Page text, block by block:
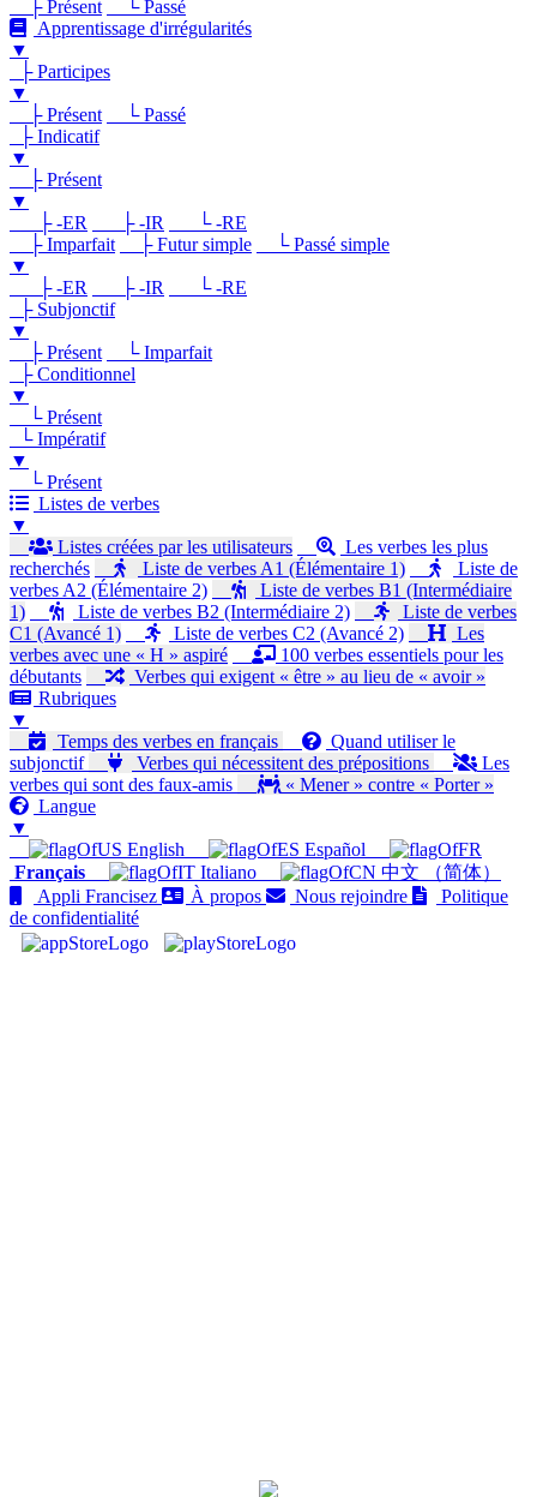
├ Présent
└ Passé
Apprentissage d'irrégularités
▼
├ Participes
▼
├ Présent
└ Passé
├ Indicatif
▼
├ Présent
▼
├ -ER
├ -IR
└ -RE
├ Imparfait
├ Futur simple
└ Passé simple
▼
├ -ER
├ -IR
└ -RE
├ Subjonctif
▼
├ Présent
└ Imparfait
├ Conditionnel
▼
└ Présent
└ Impératif
▼
└ Présent
Listes de verbes
▼
Listes créées par les utilisateurs
Les verbes les plus
recherchés
Liste de verbes A1 (Élémentaire 1)
Liste de
verbes A2 (Élémentaire 2)
Liste de verbes B1 (Intermédiaire
1)
Liste de verbes B2 (Intermédiaire 2)
Liste de verbes
C1 (Avancé 1)
Liste de verbes C2 (Avancé 2)
Les
verbes avec une « H » aspiré
100 verbes essentiels pour les
débutants
Verbes qui exigent « être » au lieu de « avoir »
Rubriques
▼
Temps des verbes en français
Quand utiliser le
subjonctif
Verbes qui nécessitent des prépositions
Les
verbes qui sont des faux-amis
« Mener » contre « Porter »
Langue
▼
English
Español
Français
Italiano
中文 （简体）
Appli Francisez
À propos Nous rejoindre
Politique
de confidentialité